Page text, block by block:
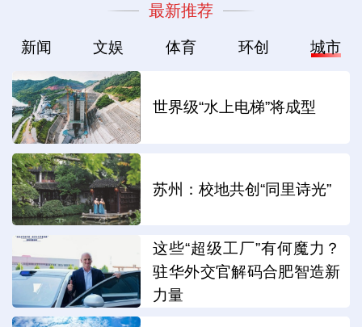
最新推荐
新闻 文娱 体育 环创 城市
世界级“水上电梯”将成型
苏州：校地共创“同里诗光”
这些“超级工厂”有何魔力？
驻华外交官解码合肥智造新
力量